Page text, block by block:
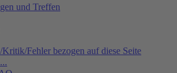
und Treffen
Fehler bezogen auf diese Seite